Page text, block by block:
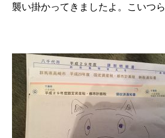
襲い掛かってきましたよ。こいつら